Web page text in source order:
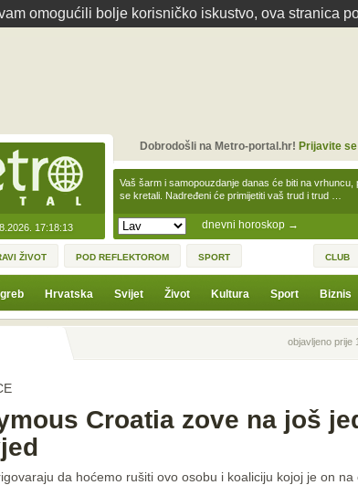
omogućili bolje korisničko iskustvo, ova stranica
17:18:13 dnevni horoskop →
Vaš šarm i samopouzdanje danas će biti na vrhuncu,
se kretali. Nadređeni će primijetiti vaš trud i trud …
Dobrodošli na Metro-portal.hr! Prijavite se
ŽIVOT POD REFLEKTOROM SPORT CLUB
Hrvatska Svijet Život Kultura Sport Biznis
Prethodna vijestobjavljeno prije
Croatia zove na još
da hoćemo rušiti ovo osobu i koaliciju kojoj je on